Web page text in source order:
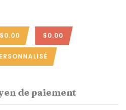
$0.00 $0.00
de paiement